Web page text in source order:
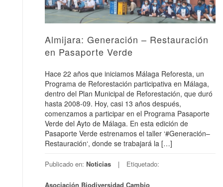
Almijara: Generación – Restauración
en Pasaporte Verde
Hace 22 años que iniciamos Málaga Reforesta, un
Programa de Reforestación participativa en Málaga,
dentro del Plan Municipal de Reforestación, que duró
hasta 2008-09. Hoy, casi 13 años después,
comenzamos a participar en el Programa Pasaporte
Verde del Ayto de Málaga. En esta edición de
Pasaporte Verde estrenamos el taller ‘#Generación–
Restauración‘, donde se trabajará la […]
Publicado en: Noticias Etiquetado:
Asociación,Biodiversidad,Cambio